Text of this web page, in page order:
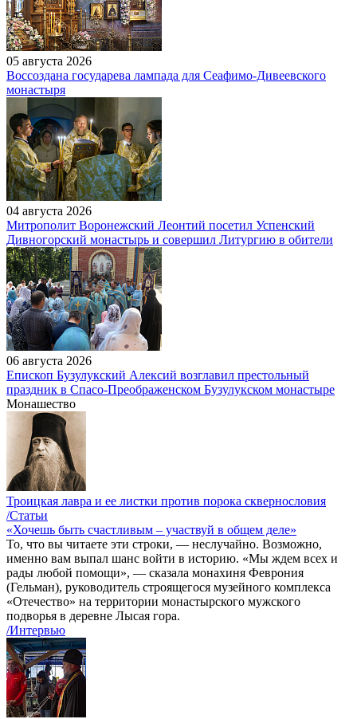
05 августа 2026
Воссоздана государева лампада для Сеафимо-Дивеевского
монастыря
04 августа 2026
Митрополит Воронежский Леонтий посетил Успенский
Дивногорский монастырь и совершил Литургию в обители
06 августа 2026
Епископ Бузулукский Алексий возглавил престольный
праздник в Спасо-Преображенском Бузулукском монастыре
Монашество
Троицкая лавра и ее листки против порока сквернословия
/Статьи
«Хочешь быть счастливым – участвуй в общем деле»
То, что вы читаете эти строки, — неслучайно. Возможно,
именно вам выпал шанс войти в историю. «Мы ждем всех и
рады любой помощи», — сказала монахиня Феврония
(Гельман), руководитель строящегося музейного комплекса
«Отечество» на территории монастырского мужского
подворья в деревне Лысая гора.
/Интервью